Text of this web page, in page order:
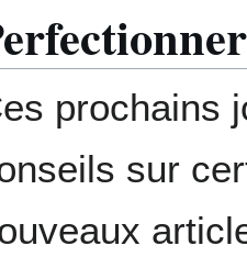
prochains
sur